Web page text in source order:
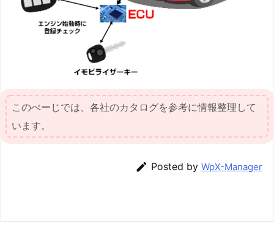
このぺーじでは、各社のカタログを参考に情報整理して
います。
 Posted by WpX-Manager